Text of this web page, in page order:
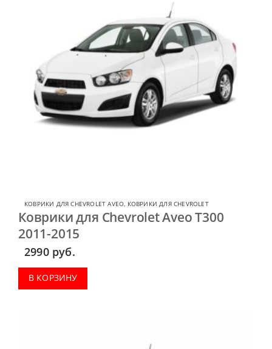
КОВРИКИ ДЛЯ CHEVROLET AVEO КОВРИКИ ДЛЯ CHEVROLET
Коврики для Chevrolet Aveo T300
2011-2015
2990 руб.
В КОРЗИНУ